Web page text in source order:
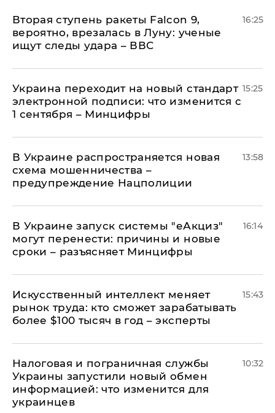
Вторая ступень ракеты Falcon 9,
вероятно, врезалась в Луну: ученые
ищут следы удара – ВВС
16:25
Украина переходит на новый стандарт
электронной подписи: что изменится с
1 сентября – Минцифры
15:25
В Украине распространяется новая
схема мошенничества –
предупреждение Нацполиции
13:58
В Украине запуск системы "еАкциз"
могут перенести: причины и новые
сроки – разъясняет Минцифры
16:14
Искусственный интеллект меняет
рынок труда: кто сможет зарабатывать
более $100 тысяч в год – эксперты
15:43
Налоговая и пограничная службы
Украины запустили новый обмен
информацией: что изменится для
украинцев
10:32